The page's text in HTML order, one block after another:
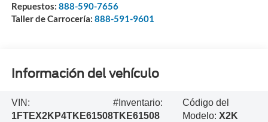
Repuestos: 888-590-7656
Taller de Carrocería: 888-591-9601
Información del vehículo
VIN:
1FTEX2KP4TKE61508
#Inventario:
TKE61508
Código del
Modelo:X2K